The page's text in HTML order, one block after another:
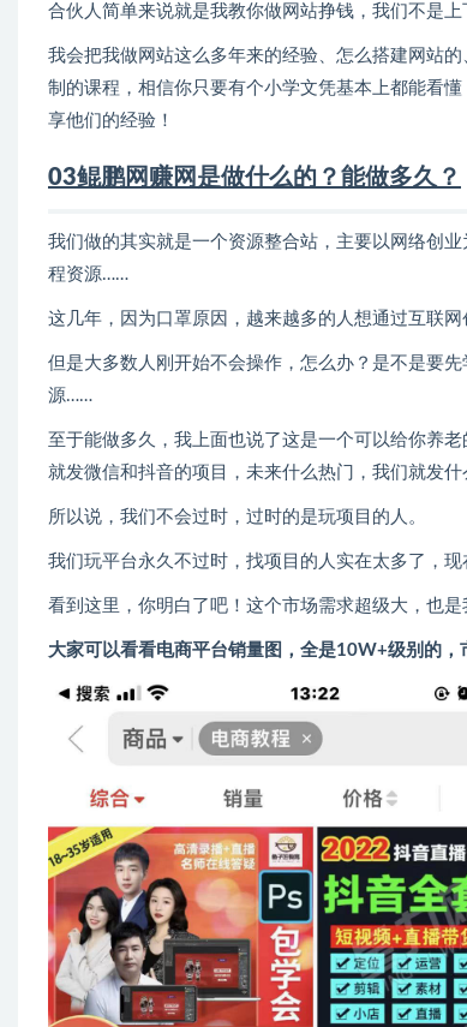
合伙人简单来说就是我教你做网站挣钱，我们不是
我会把我做网站这么多年来的经验、怎么搭建网站
制的课程，相信你只要有个小学文凭基本上都能看
享他们的经验！
03鲲鹏网赚网是做什么的？能做多久？
我们做的其实就是一个资源整合站，主要以网络创
程资源……
这几年，因为口罩原因，越来越多的人想通过互联
但是大多数人刚开始不会操作，怎么办？是不是要
源……
至于能做多久，我上面也说了这是一个可以给你养
就发微信和抖音的项目，未来什么热门，我们就发什
所以说，我们不会过时，过时的是玩项目的人。
我们玩平台永久不过时，找项目的人实在太多了，
看到这里，你明白了吧！这个市场需求超级大，也是
大家可以看看电商平台销量图，全是10W+级别的，